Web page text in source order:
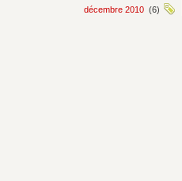
décembre 2010 (6)